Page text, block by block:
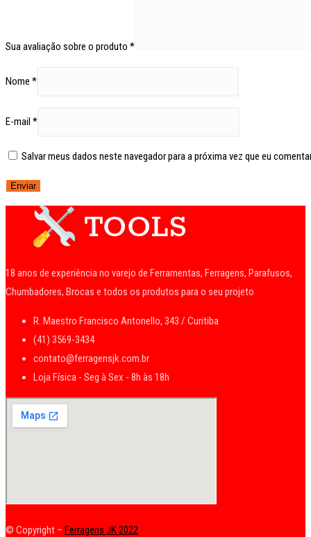
Sua avaliação sobre o produto *
Nome *
E-mail *
Salvar meus dados neste navegador para a próxima vez que eu
18 anos de experiência no varejo de Ferramentas, Ferragens, Parafusos,
Chumbadores, Brocas e todos os produtos para o seu projeto
R. Maestro Francisco Antonello, 343 / Curitiba
(41) 3569-3434
contato@ferragensjk.com.br
Loja Física - Seg à Sex - 8h às 18h
© Copyright – Ferragens JK 2022